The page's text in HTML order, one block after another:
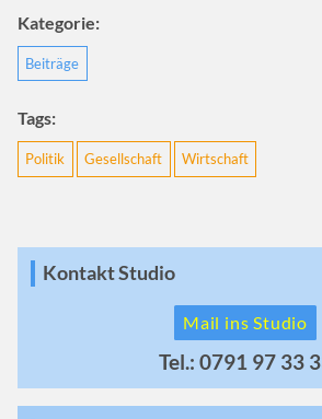
Kategorie:
Beiträge
Tags:
Politik Gesellschaft Wirtschaft
Kontakt Studio
Mail ins Studio
Tel.: 0791 97 33